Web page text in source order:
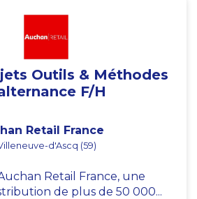
Outils & Méthodes
F/H
Retail France
d'Ascq (59)
Retail France, une
de plus de 50 000...